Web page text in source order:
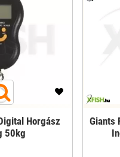
Horgász
50kg
Giants